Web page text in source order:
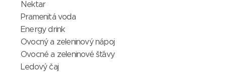
Nektar
Pramenitá voda
Energy drink
Ovocný a zeleninový nápoj
Ovocné a zeleninové šťávy
Ledový čaj